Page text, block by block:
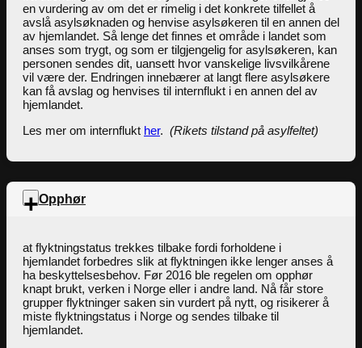
en vurdering av om det er rimelig i det konkrete tilfellet å
avslå asylsøknaden og henvise asylsøkeren til en annen del
av hjemlandet. Så lenge det finnes et område i landet som
anses som trygt, og som er tilgjengelig for asylsøkeren, kan
personen sendes dit, uansett hvor vanskelige livsvilkårene
vil være der. Endringen innebærer at langt flere asylsøkere
kan få avslag og henvises til internflukt i en annen del av
hjemlandet.
Les mer om internflukt her. (Rikets tilstand på asylfeltet)
Opphør
at flyktningstatus trekkes tilbake fordi forholdene i
hjemlandet forbedres slik at flyktningen ikke lenger anses å
ha beskyttelsesbehov. Før 2016 ble regelen om opphør
knapt brukt, verken i Norge eller i andre land. Nå får store
grupper flyktninger saken sin vurdert på nytt, og risikerer å
miste flyktningstatus i Norge og sendes tilbake til
hjemlandet.